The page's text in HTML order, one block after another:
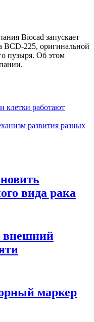
Biocad запускает
BCD-225, оригинальной
пузыря. Об этом
клетки работают
развития разных
вида рака
внешний
маркер